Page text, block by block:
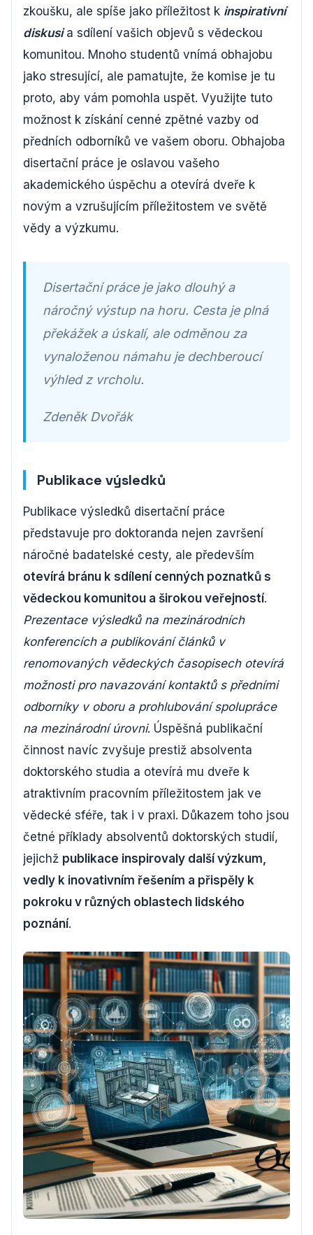
zkoušku, ale spíše jako příležitost k inspirativní
diskusia sdílení vašich objevů s vědeckou
komunitou. Mnoho studentů vnímá obhajobu
jako stresující, ale pamatujte, že komise je tu
proto, aby vám pomohla uspět. Využijte tuto
možnost k získání cenné zpětné vazby od
předních odborníků ve vašem oboru. Obhajoba
disertační práce je oslavou vašeho
akademického úspěchu a otevírá dveře k
novým a vzrušujícím příležitostem ve světě
vědy a výzkumu.
Disertační práce je jako dlouhý a
náročný výstup na horu. Cesta je plná
překážek a úskalí, ale odměnou za
vynaloženou námahu je dechberoucí
výhled z vrcholu.
Zdeněk Dvořák
Publikace výsledků
Publikace výsledků disertační práce
představuje pro doktoranda nejen završení
náročné badatelské cesty, ale především
otevírá bránu k sdílení cenných poznatků s
vědeckou komunitou a širokou veřejností.
Prezentace výsledků na mezinárodních
konferencích a publikování článků v
renomovaných vědeckých časopisech otevírá
možnosti pro navazování kontaktů s předními
odborníky v oboru a prohlubování spolupráce
na mezinárodní úrovni. Úspěšná publikační
činnost navíc zvyšuje prestiž absolventa
doktorského studia a otevírá mu dveře k
atraktivním pracovním příležitostem jak ve
vědecké sféře, tak i v praxi. Důkazem toho jsou
četné příklady absolventů doktorských studií,
jejichž publikace inspirovaly další výzkum,
vedly k inovativním řešením a přispěly k
pokroku v různých oblastech lidského
poznání.